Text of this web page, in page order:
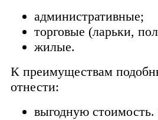
административные;
торговые (ларьки,
жилые.
К преимуществам
отнести:
выгодную стоимость.